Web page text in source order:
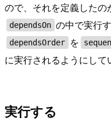
ので、それを定義したの
dependsOn の中で実行
dependsOrder を
に実行されるようにして
実行する